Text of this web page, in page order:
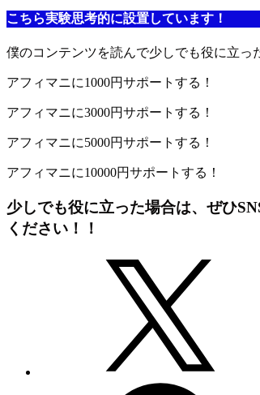
こちら実験思考的に設置しています！
僕のコンテンツを読んで少しでも役に立
アフィマニに1000円サポートする！
アフィマニに3000円サポートする！
アフィマニに5000円サポートする！
アフィマニに10000円サポートする！
少しでも役に立った場合は、ぜひ
ください！！